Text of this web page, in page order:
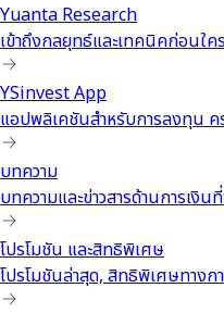
Yuanta Research
เข้าถึงกลยุทธ์และเทคนิคก่อนใค
YSinvest App
แอปพลิเคชันสำหรับการลงทุน ค
บทความ
บทความและข่าวสารด้านการเงิน
โปรโมชัน และสิทธิพิเศษ
โปรโมชันล่าสุด, สิทธิพิเศษทางก